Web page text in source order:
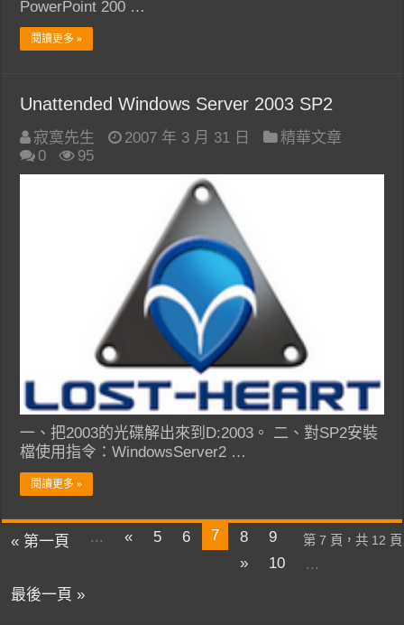
PowerPoint 200 …
閱讀更多 »
Unattended Windows Server 2003 SP2
寂寞先生 2007 年 3 月 31 日
精華文章
0
95
一、把2003的光碟解出來到D:2003。 二、對SP2安裝
檔使用指令：WindowsServer2 …
閱讀更多 »
第 7 頁，共 12 頁
« 第一頁 ... « 5 6 7 8
9
»
10
...
最後一頁 »